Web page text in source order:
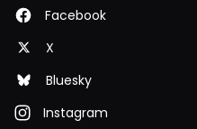
Facebook
X
Bluesky
Instagram